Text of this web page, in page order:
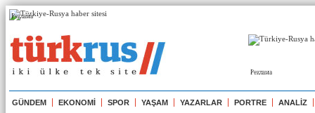
Реклама
Реклама
GÜNDEM EKONOMİ SPOR YAŞAM YAZARLAR PORTRE ANALİZ